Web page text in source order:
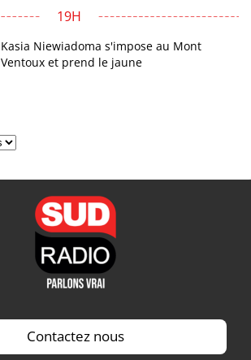
19H
Kasia Niewiadoma s'impose au Mont
Ventoux et prend le jaune
Contactez nous